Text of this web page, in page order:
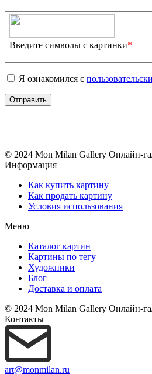
Введите символы с картинки*
Я ознакомился с
© 2024 Mon Milan Gallery Онлайн-
Информация
Как купить картину
Как продать картину
Условия использования
Меню
Каталог картин
Картины по тегу
Художники
Блог
Доставка и оплата
© 2024 Mon Milan Gallery Онлайн-
Контакты
art@monmilan.ru